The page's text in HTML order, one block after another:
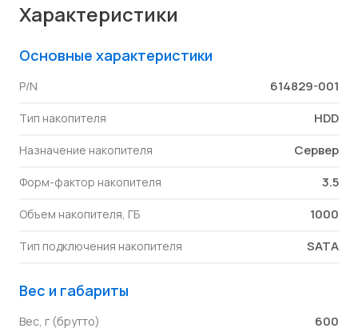
Характеристики
Основные характеристики
P/N 614829-001
Тип накопителя HDD
Назначение накопителя Сервер
Форм-фактор накопителя 3.5
Объем накопителя, ГБ 1000
Тип подключения накопителя SATA
Вес и габариты
Вес, г (брутто) 600